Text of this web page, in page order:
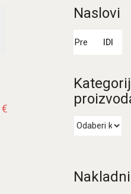
€
Naslovi
IDI